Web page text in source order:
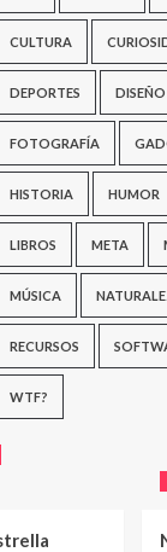
CULTURA
DEPORTES DISEÑO
FOTOGRAFÍA
HISTORIA HUMOR
LIBROS META
MÚSICA
RECURSOS
WTF?